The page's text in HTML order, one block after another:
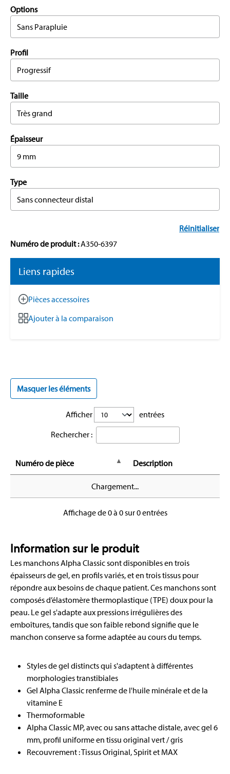
Options
Sans Parapluie
Profil
Progressif
Taille
Très grand
Épaisseur
9 mm
Type
Sans connecteur distal
Réinitialiser
Numéro de produit :A350-6397
Liens rapides
Pièces accessoires
Ajouter à la comparaison
Masquer les éléments
Afficher
entrées
Rechercher :
Numéro de pièce Description
Chargement...
Affichage de 0 à 0 sur 0 entrées
Information sur le produit
Les manchons Alpha Classic sont disponibles en trois
épaisseurs de gel, en profils variés, et en trois tissus pour
répondre aux besoins de chaque patient. Ces manchons sont
composés d’élastomère thermoplastique (TPE) doux pour la
peau. Le gel s'adapte aux pressions irrégulières des
emboîtures, tandis que son faible rebond signifie que le
manchon conserve sa forme adaptée au cours du temps.
Styles de gel distincts qui s'adaptent à différentes
morphologies transtibiales
Gel Alpha Classic renferme de l'huile minérale et de la
vitamine E
Thermoformable
Alpha Classic MP, avec ou sans attache distale, avec gel 6
mm, profil uniforme en tissu original vert / gris
Recouvrement : Tissus Original, Spirit et MAX